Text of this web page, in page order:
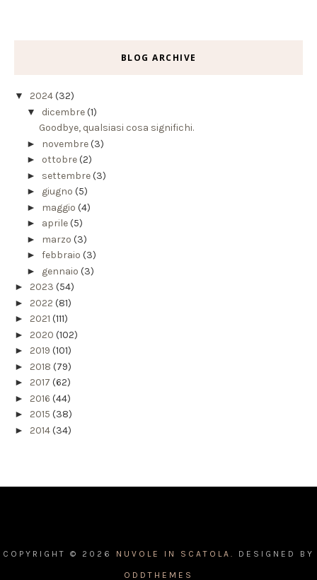
BLOG ARCHIVE
▼ 2024(32)
▼ dicembre(1)
Goodbye, qualsiasi cosa significhi.
► novembre(3)
► ottobre(2)
► settembre(3)
► giugno (5)
► maggio (4)
► aprile(5)
► marzo (3)
► febbraio (3)
► gennaio (3)
► 2023 (54)
► 2022 (81)
► 2021 (111)
► 2020 (102)
► 2019 (101)
► 2018 (79)
► 2017 (62)
► 2016 (44)
► 2015 (38)
► 2014(34)
COPYRIGHT © 2026 NUVOLE IN SCATOLA. DESIGNED BY
ODDTHEMES